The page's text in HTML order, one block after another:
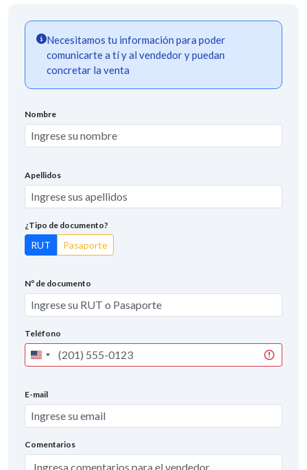
Necesitamos tu información para poder
comunicarte a tí y al vendedor y puedan
concretar la venta
Nombre
Apellidos
¿Tipo de documento?
RUT Pasaporte
Nº de documento
Teléfono
United
States
E-mail
Comentarios